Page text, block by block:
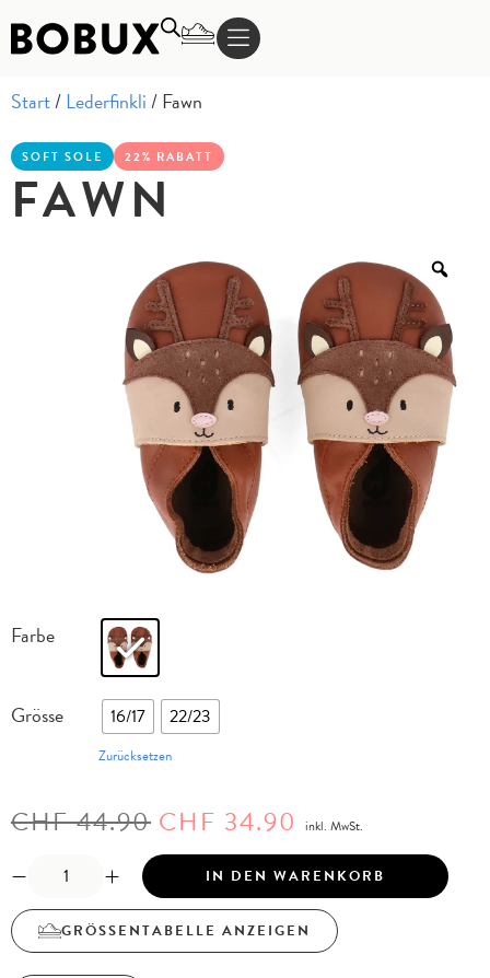
Start/Lederfinkli/ Fawn
SOFT SOLE 22% RABATT
FAWN
Farbe
Grösse 16/17 22/23
Zurücksetzen
CHF44.90 CHF 34.90 inkl. MwSt.
IN DEN WARENKORB
GRÖSSENTABELLE ANZEIGEN